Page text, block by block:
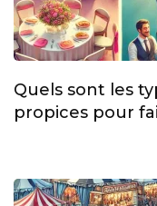
Quels sont les
propices pour